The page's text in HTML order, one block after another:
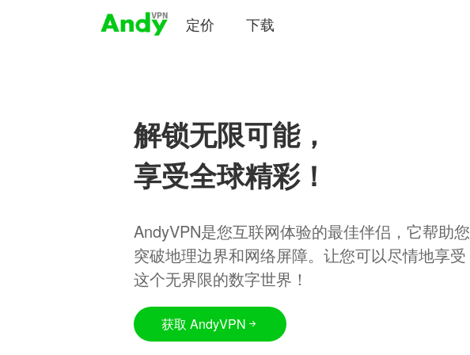
定价 下载
解锁无限可能，
享受全球精彩！
AndyVPN是您互联网体验的最佳伴侣，它帮助您
突破地理边界和网络屏障。让您可以尽情地享受
这个无界限的数字世界！
获取 AndyVPN